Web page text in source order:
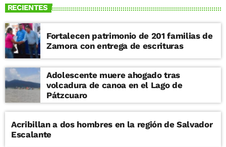
RECIENTES
Fortalecen patrimonio de 201 familias de
Zamora con entrega de escrituras
Adolescente muere ahogado tras
volcadura de canoa en el Lago de
Pátzcuaro
Acribillan a dos hombres en la región de Salvador
Escalante